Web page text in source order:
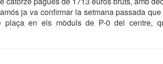
ja va confirmar la setmana passada
plaça en els mòduls de P-0 del centre,